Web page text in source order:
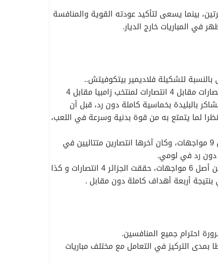
القاري مرتين، بينما يسعى لتأكيد عودته القوية والمنافسة
المباريات خارج الديار.
الأخير، المنافس الأقوى بالنسبة لتشكيلة فلاديمير بيتكوفيتش..
المواجهات بين المنتخبين غالبا ما شهدت إثارة كبيرة وندية حتى صافرة النهاية، فمن أصل 13 لقاء، حققت الجزائر 5 انتصارات مقابل 4 انتصارات لمنتخب زامبيا مقابل 4
على أرضية ملعب مصطفى تشاكر بالبليدة بخماسية كاملة دون رد، قبل أن
لما يتمتع به من قوة بدنية وسرعة في اللعب،
أمام منتخب الطوغو صاحب المركز الـ121 عالميا، يملك المنتخب الوطني أفضلية كبيرة تاريخيا، الخضر فازوا في 6 من أصل 9 مواجهات، وكان آخرها انتصارين متتاليين في
أما منتخب بوروندي الذي يحتل المرتبة الـ 142 عالميا، فلم يسبق له أن هزم رفقاء المدافع بن سبعيني على مر التاريخ من أصل 6 مواجهات، حققت الجزائر 4 انتصارات و كذا
احترام جميع المنافسين.
غير أن ذلك يبقى مرتبطا بمدى التركيز في التعامل مع مختلف مباريات